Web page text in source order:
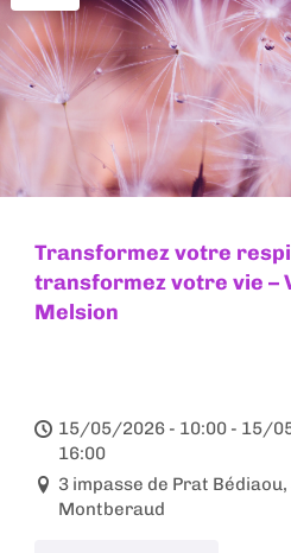
Transformez votre
transformez votre vie –
Melsion
15/05/2026 - 10:00 - 15/
16:00
3 impasse de Prat
Montberaud